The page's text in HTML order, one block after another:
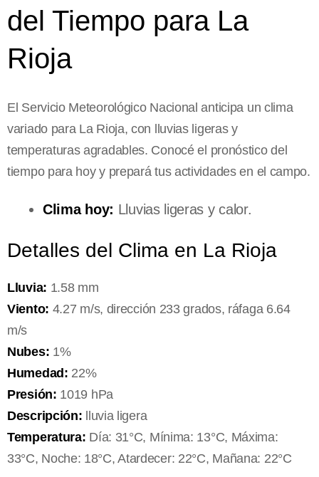
del Tiempo para La
Rioja
El Servicio Meteorológico Nacional anticipa un clima
variado para La Rioja, con lluvias ligeras y
temperaturas agradables. Conocé el pronóstico del
tiempo para hoy y prepará tus actividades en el campo.
Clima hoy: Lluvias ligeras y calor.
Detalles del Clima en La Rioja
Lluvia: 1.58 mm
Viento: 4.27 m/s, dirección 233 grados, ráfaga 6.64
m/s
Nubes: 1%
Humedad: 22%
Presión: 1019 hPa
Descripción: lluvia ligera
Temperatura: Día: 31°C, Mínima: 13°C, Máxima:
33°C, Noche: 18°C, Atardecer: 22°C, Mañana: 22°C